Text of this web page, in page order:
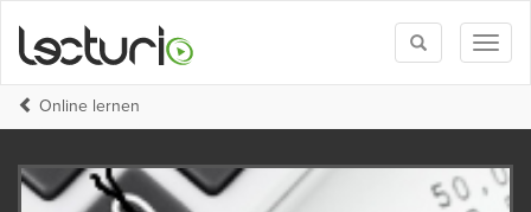
Toggle
search
Online lernen